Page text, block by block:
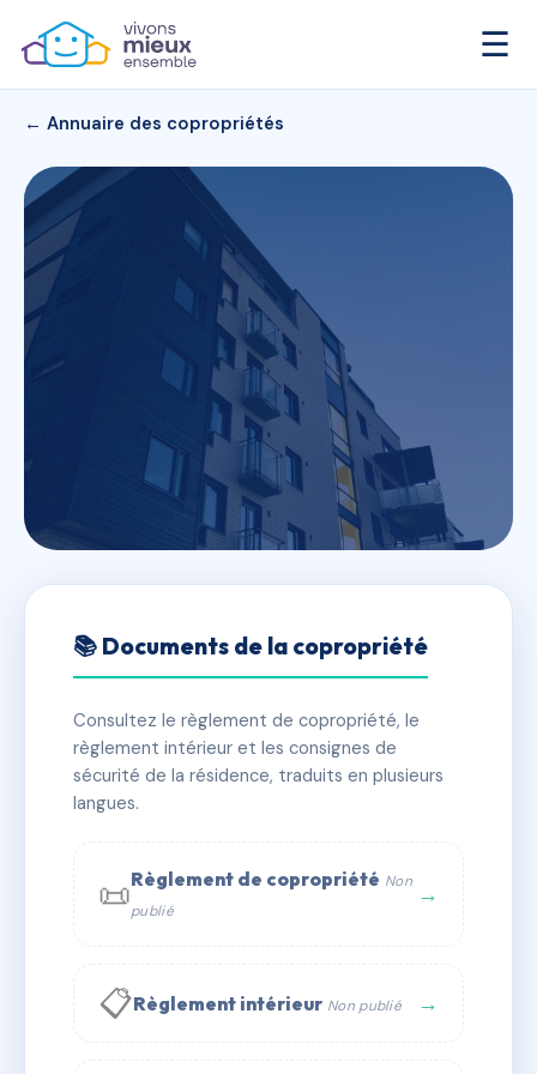
☰
← Annuaire des copropriétés
SDC LEOPOLD
✓ Immatriculée 🏠 47 lots 🏗 2 bâtiment(s)
📞 Contacter Syndic Digital
📚 Documents de la copropriété
Consultez le règlement de copropriété, le
règlement intérieur et les consignes de
sécurité de la résidence, traduits en plusieurs
langues.
📜Règlement de copropriété Non
publié
→
📋Règlement intérieur Non publié →